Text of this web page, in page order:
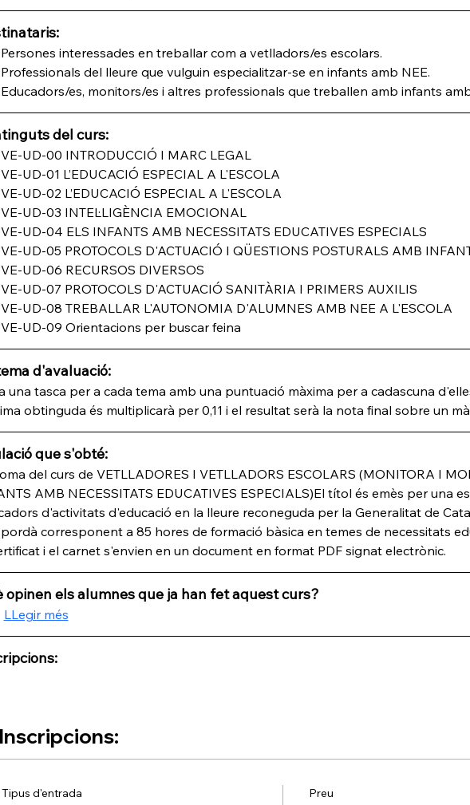
Persones interessades en treballar com a vetlladors/es escolars.
Professionals del lleure que vulguin especialitzar-se en infants amb NEE.
Educadors/es, monitors/es i altres professionals que treballen amb infants
del curs:
VE-UD-00 INTRODUCCIÓ I MARC LEGAL
VE-UD-01 L’EDUCACIÓ ESPECIAL A L'ESCOLA
VE-UD-02 L’EDUCACIÓ ESPECIAL A L'ESCOLA
VE-UD-03 INTEL·LIGÈNCIA EMOCIONAL
VE-UD-04 ELS INFANTS AMB NECESSITATS EDUCATIVES ESPECIALS
VE-UD-05 PROTOCOLS D'ACTUACIÓ I QÜESTIONS POSTURALS AMB
VE-UD-06 RECURSOS DIVERSOS
VE-UD-07 PROTOCOLS D'ACTUACIÓ SANITÀRIA I PRIMERS AUXILIS
VE-UD-08 TREBALLAR L'AUTONOMIA D'ALUMNES AMB NEE A L'ESCOLA
VE-UD-09 Orientacions per buscar feina
d'avaluació:
una tasca per a cada tema amb una puntuació màxima per a cadascuna
obtinguda és multiplicarà per 0,11 i el resultat serà la nota final sobre un
que s'obté:
del curs de VETLLADORES I VETLLADORS ESCOLARS (MONITORA I
AMB NECESSITATS EDUCATIVES ESPECIALS)El títol és emès per una
d'activitats d'educació en la lleure reconeguda per la Generalitat de
corresponent a 85 hores de formació bàsica en temes de necessitats
i el carnet s'envien en un document en format PDF signat electrònic.
opinen els alumnes que ja han fet aquest curs?
LLegir més
Tipus d'entrada Preu